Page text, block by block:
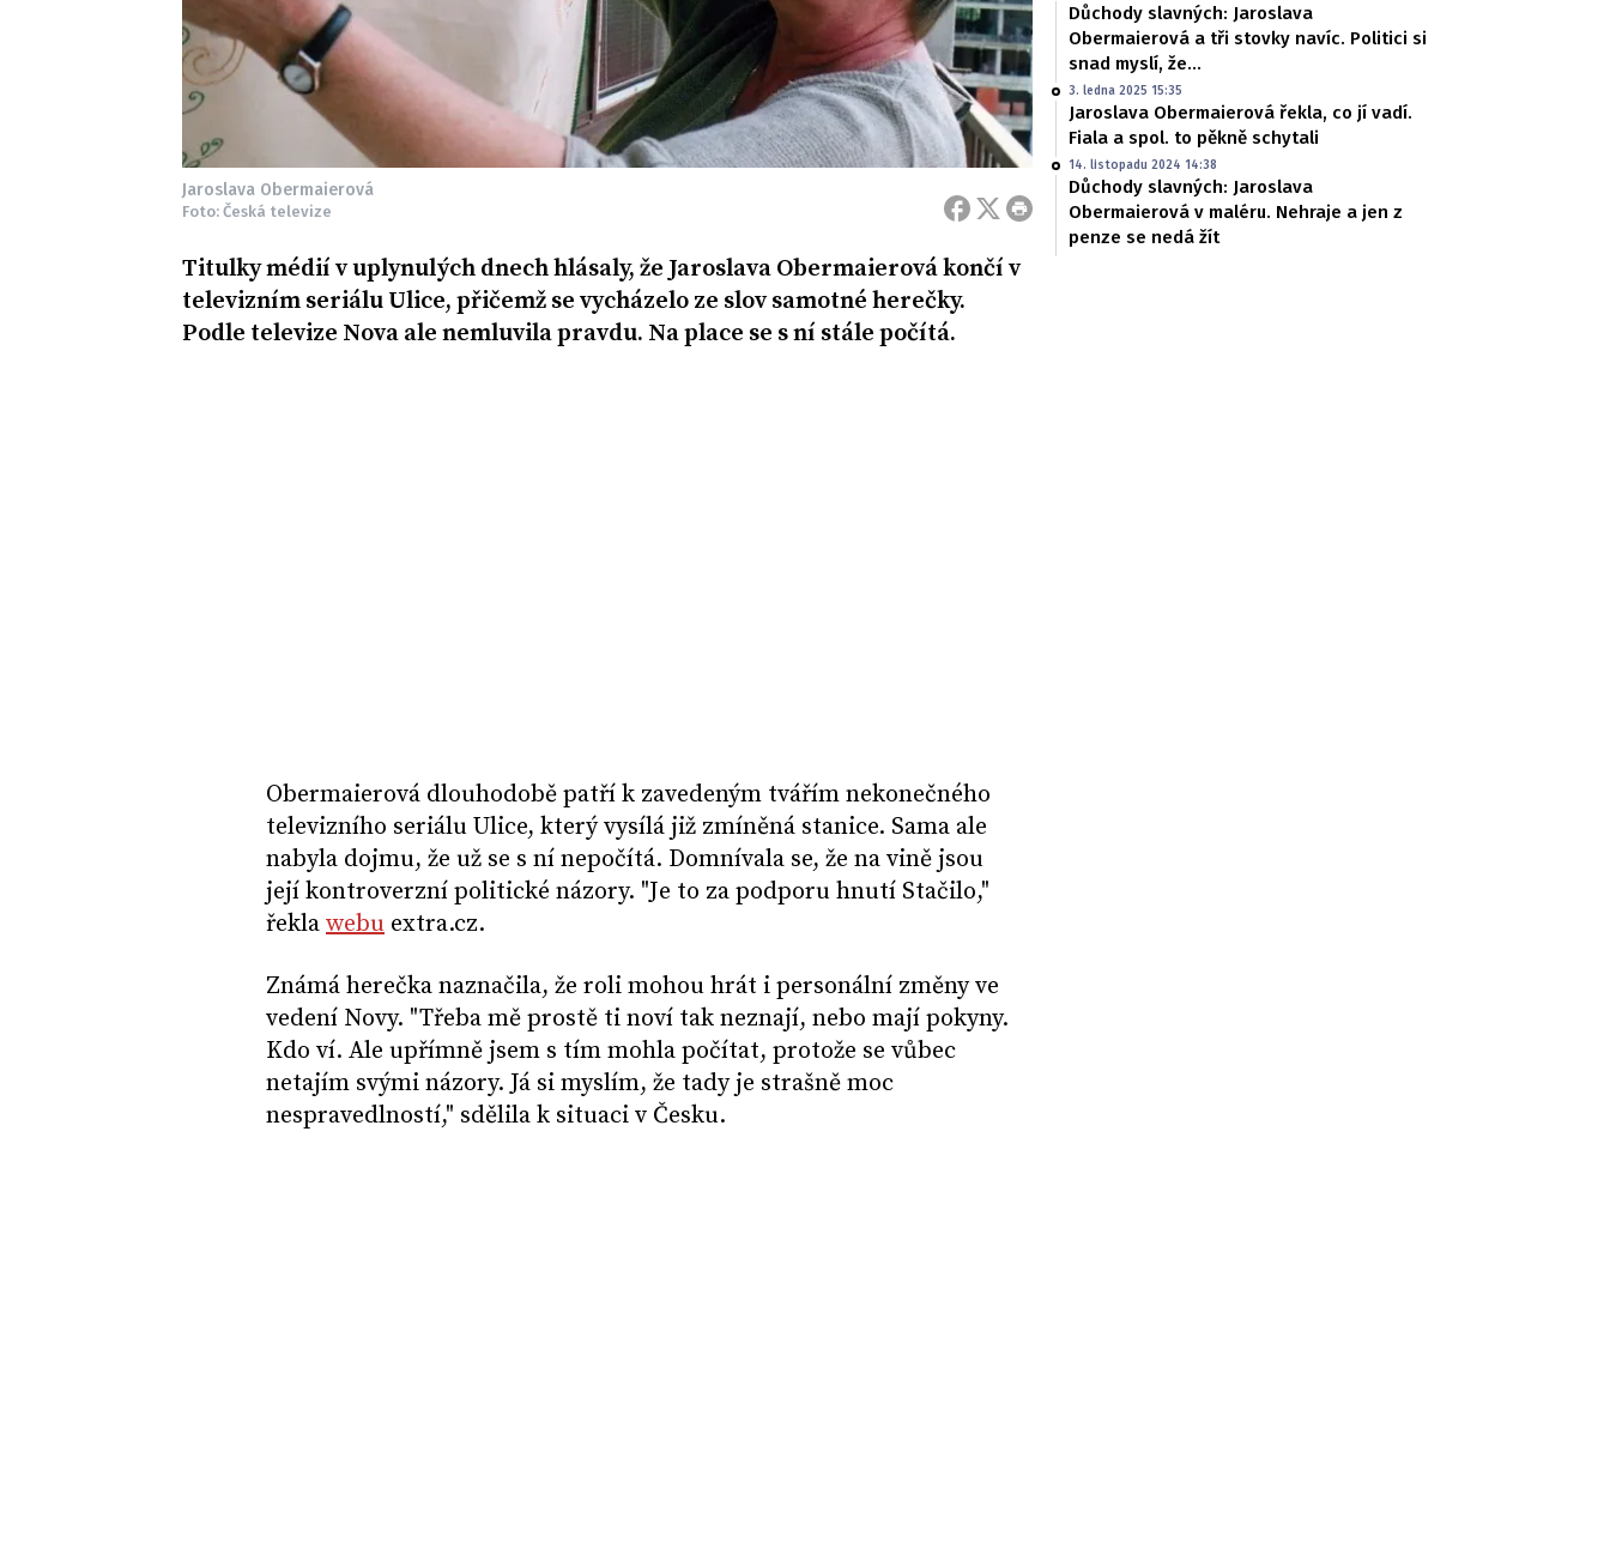
Jaroslava Obermaierová
Foto: Česká televize
Titulky médií v uplynulých dnech hlásaly, že Jaroslava Obermaierová končí v
televizním seriálu Ulice, přičemž se vycházelo ze slov samotné herečky.
Podle televize Nova ale nemluvila pravdu. Na place se s ní stále počítá.
Obermaierová dlouhodobě patří k zavedeným tvářím nekonečného
televizního seriálu Ulice, který vysílá již zmíněná stanice. Sama ale
nabyla dojmu, že už se s ní nepočítá. Domnívala se, že na vině jsou
její kontroverzní politické názory. "Je to za podporu hnutí Stačilo,"
řekla webu extra.cz.
Známá herečka naznačila, že roli mohou hrát i personální změny ve
vedení Novy. "Třeba mě prostě ti noví tak neznají, nebo mají pokyny.
Kdo ví. Ale upřímně jsem s tím mohla počítat, protože se vůbec
netajím svými názory. Já si myslím, že tady je strašně moc
nespravedlností," sdělila k situaci v Česku.
Důchody slavných: Jaroslava
Obermaierová a tři stovky navíc. Politici si
snad myslí, že...
3. ledna 2025 15:35
Jaroslava Obermaierová řekla, co jí vadí.
Fiala a spol. to pěkně schytali
14. listopadu 2024 14:38
Důchody slavných: Jaroslava
Obermaierová v maléru. Nehraje a jen z
penze se nedá žít